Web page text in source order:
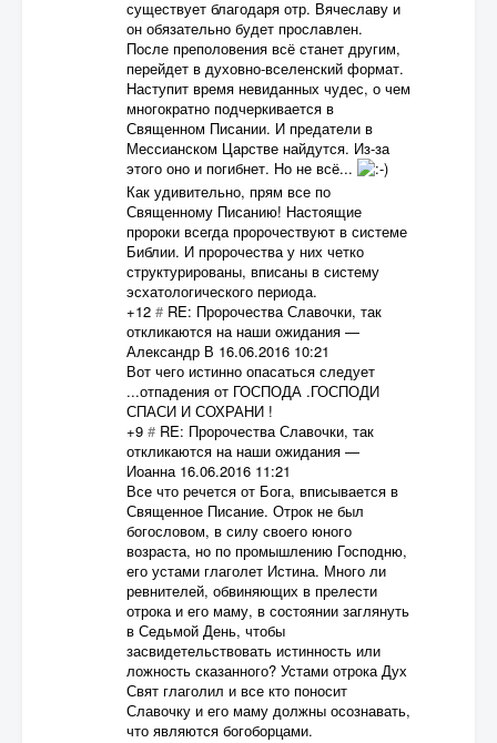
существует благодаря отр. Вячеславу и
он обязательно будет прославлен.
После преполовения всё станет другим,
перейдет в духовно-вселенский формат.
Наступит время невиданных чудес, о чем
многократно подчеркивается в
Священном Писании. И предатели в
Мессианском Царстве найдутся. Из-за
этого оно и погибнет. Но не всё...
Как удивительно, прям все по
Священному Писанию! Настоящие
пророки всегда пророчествуют в системе
Библии. И пророчества у них четко
структурированы, вписаны в систему
эсхатологического периода.
+12 # RE: Пророчества Славочки, так
откликаются на наши ожидания—
Александр В 16.06.2016 10:21
Вот чего истинно опасаться следует
...отпадения от ГОСПОДА .ГОСПОДИ
СПАСИ И СОХРАНИ !
+9 # RE: Пророчества Славочки, так
откликаются на наши ожидания—
Иоанна 16.06.2016 11:21
Все что речется от Бога, вписывается в
Священное Писание. Отрок не был
богословом, в силу своего юного
возраста, но по промышлению Господню,
его устами глаголет Истина. Много ли
ревнителей, обвиняющих в прелести
отрока и его маму, в состоянии заглянуть
в Седьмой День, чтобы
засвидетельствовать истинность или
ложность сказанного? Устами отрока Дух
Свят глаголил и все кто поносит
Славочку и его маму должны осознавать,
что являются богоборцами.